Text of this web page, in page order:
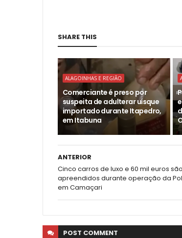
SHARE THIS
ALAGOINHAS E REGIÃO
Comerciante é preso por
suspeita de adulterar uísque
importado durante Itapedro,
em Itabuna
ANTERIOR
Cinco carros de luxo e 60 mil euros são
apreendidos durante operação da
em Camaçari
POST COMMENT